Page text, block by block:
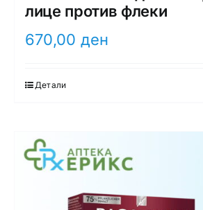
лице против флеки
670,00 ден
Детали